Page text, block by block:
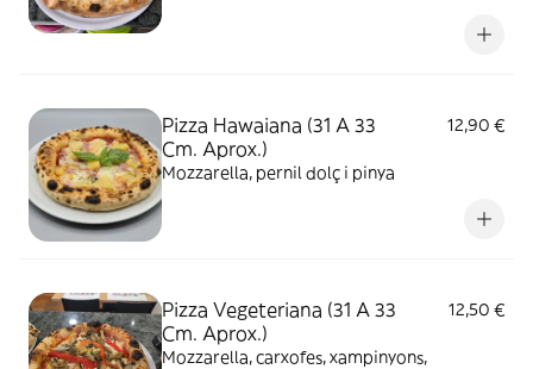
Pizza Hawaiana (31 A 33
Cm. Aprox.)
12,90 €
Mozzarella, pernil dolç i pinya
Pizza Vegeteriana (31 A 33
Cm. Aprox.)
12,50 €
Mozzarella, carxofes, xampinyons,